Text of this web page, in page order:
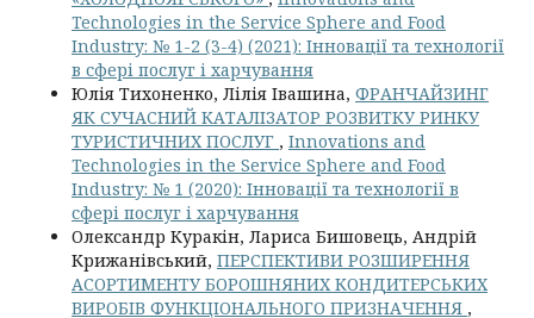
Technologies in the Service Sphere and Food
Industry: № 1-2 (3-4) (2021): Інновації та технології
в сфері послуг і харчування
Юлія Тихоненко, Лілія Івашина, ФРАНЧАЙЗИНГ
ЯК СУЧАСНИЙ КАТАЛІЗАТОР РОЗВИТКУ РИНКУ
ТУРИСТИЧНИХ ПОСЛУГ , Innovations and
Technologies in the Service Sphere and Food
Industry: № 1 (2020): Інновації та технології в
сфері послуг і харчування
Олександр Куракін, Лариса Бишовець, Андрій
Крижанівський, ПЕРСПЕКТИВИ РОЗШИРЕННЯ
АСОРТИМЕНТУ БОРОШНЯНИХ КОНДИТЕРСЬКИХ
ВИРОБІВ ФУНКЦІОНАЛЬНОГО ПРИЗНАЧЕННЯ ,